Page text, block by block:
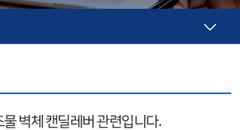
벽체 캔딜레버 관련입니다.